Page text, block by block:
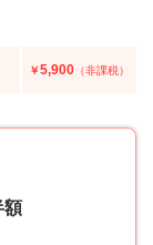
￥5,900 （非課税）
額